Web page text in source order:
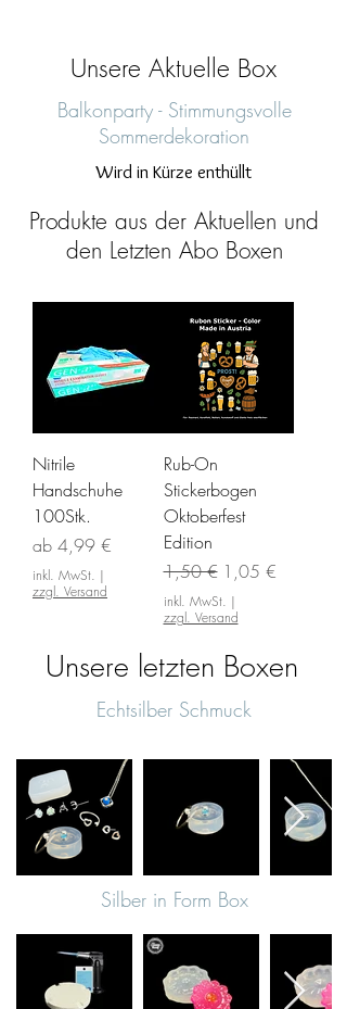
Unsere Aktuelle Box
Balkonparty - Stimmungsvolle
Sommerdekoration
Wird in Kürze enthüllt
Produkte aus der Aktuellen und
den Letzten Abo Boxen
Nitrile
Handschuhe
100Stk.
ab 4,99 €
Sale-Preis
inkl. MwSt. |
zzgl. Versand
Rub-On
Stickerbogen
Oktoberfest
Edition
Standardpreis
1,50 € Sale-Preis
1,05 €
inkl. MwSt. |
zzgl. Versand
Unsere letzten Boxen
Echtsilber Schmuck
Silber in Form Box